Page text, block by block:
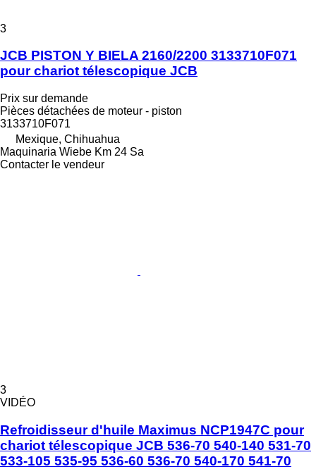
3
JCB PISTON Y BIELA 2160/2200 3133710F071
pour chariot télescopique JCB
Prix sur demande
Pièces détachées de moteur - piston
3133710F071
Mexique, Chihuahua
Maquinaria Wiebe Km 24 Sa
Contacter le vendeur
3
VIDÉO
Refroidisseur d'huile Maximus NCP1947C pour
chariot télescopique JCB 536-70 540-140 531-70
533-105 535-95 536-60 536-70 540-170 541-70